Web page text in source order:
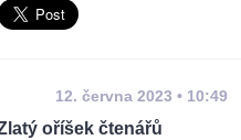
12. června 2023 • 10:49
oříšek čtenářů